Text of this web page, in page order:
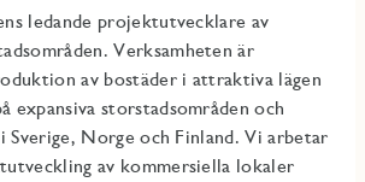
ledande projektutvecklare av
Verksamheten är
av bostäder i attraktiva lägen
expansiva storstadsområden och
Norge och Finland. Vi arbetar
av kommersiella lokaler